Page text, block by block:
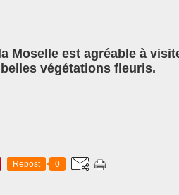
Moselle est agréable à
végétations fleuris.
Repost 0